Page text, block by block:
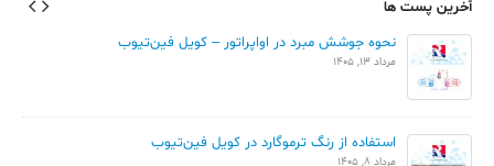
آخرین پست ها
نحوه جوشش مبرد در اواپراتور – کویل فین‌تیوب
مرداد 13, 1405
استفاده از رنگ ترموگارد در کویل فین‌تیوب
مرداد 8, 1405